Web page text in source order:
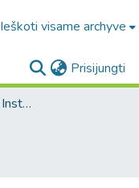
Ieškoti visame archyve
Prisijungti
5.3. Institucijų rinkiniai / Institutional collections